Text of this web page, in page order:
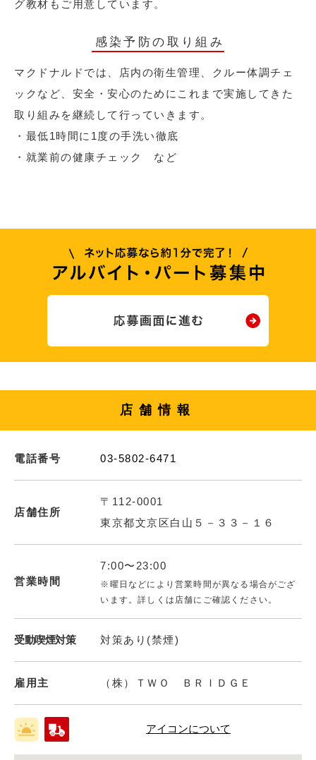
グ教材もご用意しています。
感染予防の取り組み
マクドナルドでは、店内の衛生管理、クルー体調チェ
ックなど、安全・安心のためにこれまで実施してきた
取り組みを継続して行っていきます。
・最低1時間に1度の手洗い徹底
・就業前の健康チェック など
店舗情報
電話番号 03-5802-6471
店舗住所
〒112-0001
東京都文京区白山５－３３－１６
営業時間
7:00〜23:00
※曜日などにより営業時間が異なる場合がござ
います。詳しくは店舗にご確認ください。
受動喫煙対策 対策あり(禁煙)
雇用主 （株）ＴＷＯ ＢＲＩＤＧＥ
アイコンについて